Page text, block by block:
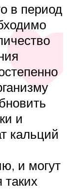
в период
и
кальций
и могут